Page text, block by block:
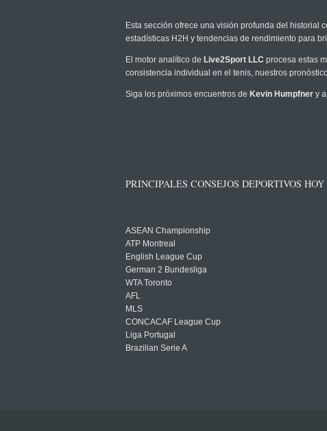
Esta sección ofrece una visión profunda del historial
estadísticas H2H y tendencias de rendimiento para
El motor analítico de Live2Sport LLC procesa estas
consistencia individual en el tenis, nuestros
Siga los próximos encuentros de Kevin Humpfner y
PRINCIPALES CONSEJOS DEPORTIVOS HOY
ASEAN Championship
ATP Montreal
English League Cup
German 2 Bundesliga
WTA Toronto
AFL
MLS
CONCACAF League Cup
Liga Portugal
Brazilian Serie A